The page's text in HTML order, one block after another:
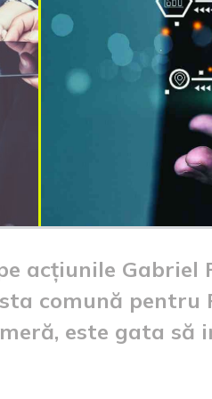
acțiunile Gabriel
comună
este gata să